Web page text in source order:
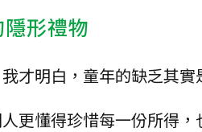
形禮物
才明白，童年的缺乏其實
更懂得珍惜每一份所得